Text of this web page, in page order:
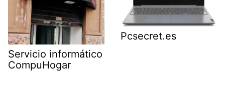
Servicio informático
CompuHogar
Pcsecret.es